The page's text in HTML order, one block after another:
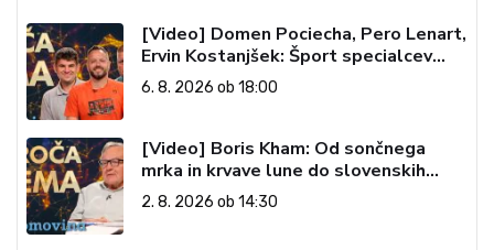
[Video] Domen Pociecha, Pero Lenart,
Ervin Kostanjšek: Šport specialcev
(Vroča tema, 6. 8. 2026)
6. 8. 2026 ob 18:00
[Video] Boris Kham: Od sončnega
mrka in krvave lune do slovenskih
pečatov v vesolju (Vroča tema, 2. 8.
2026)
2. 8. 2026 ob 14:30